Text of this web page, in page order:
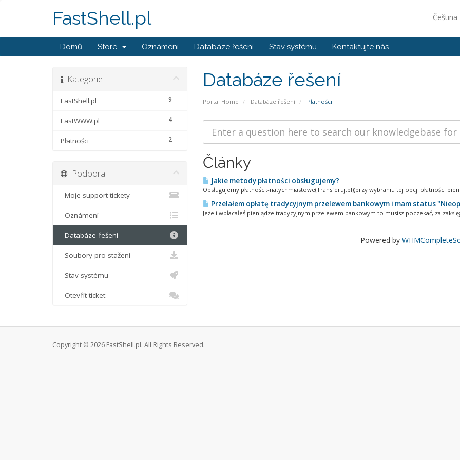
Čeština
FastShell.pl
Domů Store Oznámení Databáze řešení Stav systému Kontaktujte nás
Databáze řešení
Portal Home Databáze řešení Płatności
Kategorie
9
FastShell.pl
4
FastWWW.pl
2
Płatności
Články
Jakie metody płatności obsługujemy?
Obsługujemy płatności:-natychmiastowe(Transferuj.pl)(przy wybraniu tej opcji płatności
Przelałem opłatę tradycyjnym przelewem bankowym i mam status
Jeżeli wpłacałeś pieniądze tradycyjnym przelewem bankowym to musisz poczekać, za
Powered by
Podpora
Moje support tickety
Oznámení
Databáze řešení
Soubory pro stažení
Stav systému
Otevřít ticket
Copyright © 2026 FastShell.pl. All Rights Reserved.